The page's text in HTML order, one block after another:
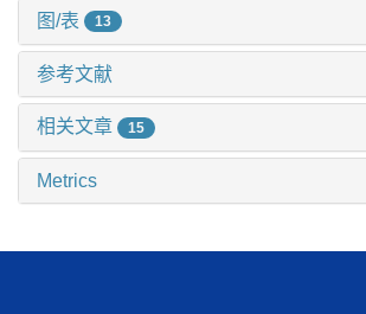
图/表 13
参考文献
相关文章 15
Metrics